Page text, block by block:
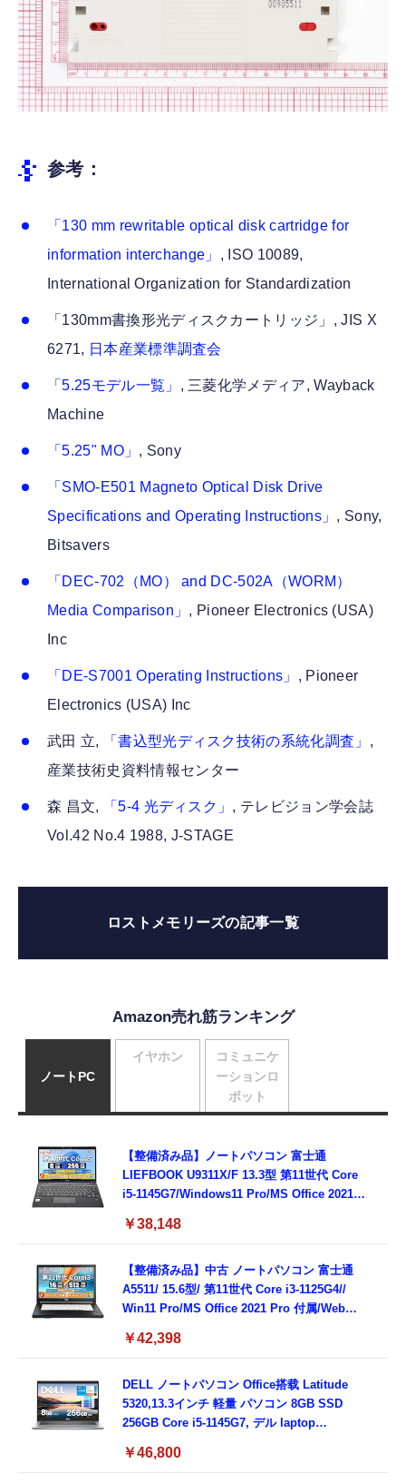
参考：
「130 mm rewritable optical disk cartridge for
information interchange」 , ISO 10089,
International Organization for Standardization
「130mm書換形光ディスクカートリッジ」, JIS X
6271, 日本産業標準調査会
「5.25モデル一覧」 , 三菱化学メディア, Wayback
Machine
「5.25" MO」 , Sony
「SMO-E501 Magneto Optical Disk Drive
Specifications and Operating Instructions」 , Sony,
Bitsavers
「DEC-702（MO） and DC-502A（WORM）
Media Comparison」 , Pioneer Electronics (USA)
Inc
「DE-S7001 Operating Instructions」 , Pioneer
Electronics (USA) Inc
武田 立, 「書込型光ディスク技術の系統化調査」 ,
産業技術史資料情報センター
森 昌文, 「5-4 光ディスク」 , テレビジョン学会誌
Vol.42 No.4 1988, J-STAGE
ロストメモリーズの記事一覧
Amazon売れ筋ランキング
ノートPC
【整備済み品】ノートパソコン 富士通
LIEFBOOK U9311X/F 13.3型 第11世代 Core
i5-1145G7/Windows11 Pro/MS Office 2021搭
Type-C/360度回転対応/有線静音マウス付
8GB,SSD256GB)
￥38,148
【整備済み品】中古 ノートパソコン 富士通
A5511/ 15.6型/ 第11世代 Core i3-1125G4//
Win11 Pro/MS Office 2021 Pro 付属/Webカ
3.0)/ 有線静音マウス付属/ 180日保証（メモリ
￥42,398
DELL ノートパソコン Office搭载 Latitude
5320,13.3インチ 軽量 パソコン 8GB SSD
256GB Core i5-1145G7, デル laptop
ド付き (整備済み品)
￥46,800
イヤホン
コミュニケ
ーションロ
ボット